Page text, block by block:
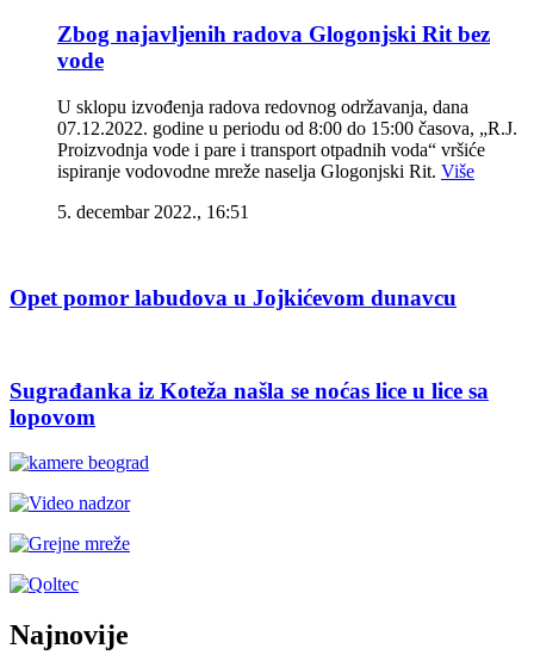
Zbog najavljenih radova Glogonjski Rit bez
vode
U sklopu izvođenja radova redovnog održavanja, dana
07.12.2022. godine u periodu od 8:00 do 15:00 časova, „R.J.
Proizvodnja vode i pare i transport otpadnih voda“ vršiće
ispiranje vodovodne mreže naselja Glogonjski Rit. Više
5. decembar 2022., 16:51
Opet pomor labudova u Jojkićevom dunavcu
Sugrađanka iz Koteža našla se noćas lice u lice sa
lopovom
Najnovije